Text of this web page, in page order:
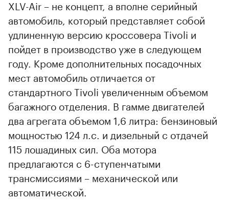
XLV-Air – не концепт, а вполне серийный
автомобиль, который представляет собой
удлиненную версию кроссовера Tivoli и
пойдет в производство уже в следующем
году. Кроме дополнительных посадочных
мест автомобиль отличается от
стандартного Tivoli увеличенным объемом
багажного отделения. В гамме двигателей
два агрегата объемом 1,6 литра: бензиновый
мощностью 124 л.с. и дизельный с отдачей
115 лошадиных сил. Оба мотора
предлагаются с 6-ступенчатыми
трансмиссиями – механической или
автоматической.